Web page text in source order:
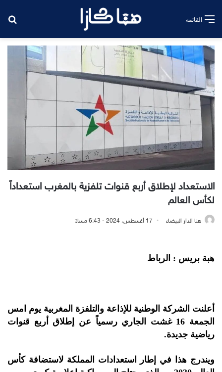
القائمة
الاستعداد لإطلاق أربع قنوات تلفزية بالمغرب استعداداً
لكأس العالم
هنا الدار البيضاء 17 أغسطس، 2024 - 6:43 مساءً
هبة بريس : الرباط
أعلنت الشركة الوطنية للإذاعة والتلفزة المغربية يوم امس
الجمعة 16 غشت الجاري رسمياً عن إطلاق أربع قنوات
رياضية جديدة.
ويندرج هذا في إطار استعدادات المملكة لاستضافة كأس